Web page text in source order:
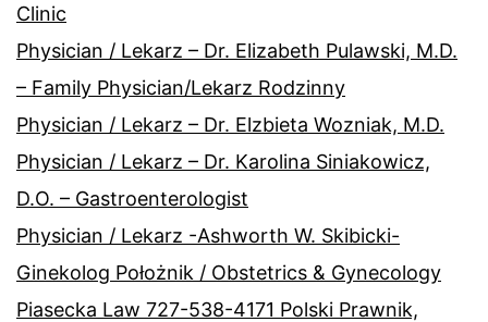
Clinic
Physician / Lekarz – Dr. Elizabeth Pulawski, M.D.
– Family Physician/Lekarz Rodzinny
Physician / Lekarz – Dr. Elzbieta Wozniak, M.D.
Physician / Lekarz – Dr. Karolina Siniakowicz,
D.O. – Gastroenterologist
Physician / Lekarz -Ashworth W. Skibicki-
Ginekolog Położnik / Obstetrics & Gynecology
Piasecka Law 727-538-4171 Polski Prawnik,